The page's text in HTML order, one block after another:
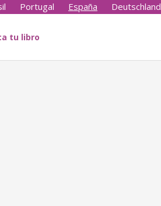
Portugal España Deutschland
tu libro